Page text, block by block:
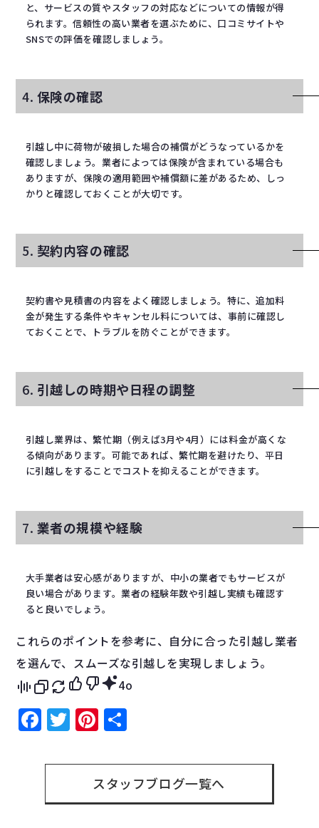
と、サービスの質やスタッフの対応などについての情報が得
られます。信頼性の高い業者を選ぶために、口コミサイトや
SNSでの評価を確認しましょう。
4. 保険の確認
引越し中に荷物が破損した場合の補償がどうなっているかを
確認しましょう。業者によっては保険が含まれている場合も
ありますが、保険の適用範囲や補償額に差があるため、しっ
かりと確認しておくことが大切です。
5. 契約内容の確認
契約書や見積書の内容をよく確認しましょう。特に、追加料
金が発生する条件やキャンセル料については、事前に確認し
ておくことで、トラブルを防ぐことができます。
6. 引越しの時期や日程の調整
引越し業界は、繁忙期（例えば3月や4月）には料金が高くな
る傾向があります。可能であれば、繁忙期を避けたり、平日
に引越しをすることでコストを抑えることができます。
7. 業者の規模や経験
大手業者は安心感がありますが、中小の業者でもサービスが
良い場合があります。業者の経験年数や引越し実績も確認す
ると良いでしょう。
これらのポイントを参考に、自分に合った引越し業者
を選んで、スムーズな引越しを実現しましょう。
4o
Facebook
Twitter
Pinterest
スタッフブログ一覧へ